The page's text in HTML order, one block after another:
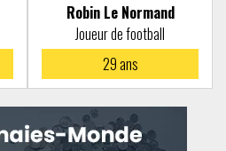
Robin Le Normand
Joueur de football
29ans